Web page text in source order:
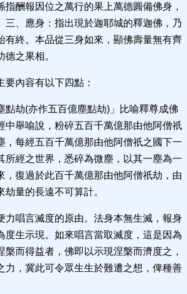
指酬報因位之萬行的果上萬德圓備佛身，
三、應身：指出現於迦耶城的釋迦佛，乃
有終。本品從三身如來，顯佛壽量無有齊
之果相。
要內容有以下四點：
點劫(亦作五百億塵點劫)」比喻釋尊成佛
中舉喻說，粉碎五百千萬億那由他阿僧祇
，每經五百千萬億那由他阿僧祇之國下一
所經之世界，悉碎為微塵，以其一塵為一
，復過於此百千萬億那由他阿僧祇劫，由
量的長遠不可算計。
力唱言滅度的原由。法身本無生滅，報身
度生示現。如來唱言當取滅度，這是因為
槃而得益者，佛即以示現涅槃而濟度之，
力，冀此可令眾生生於難遭之想，俾種善